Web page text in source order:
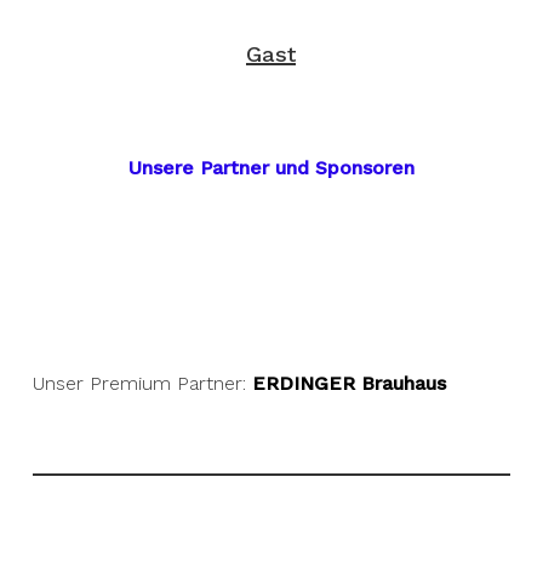
Gast
Unsere Partner und Sponsoren
Unser Premium Partner: ERDINGER Brauhaus